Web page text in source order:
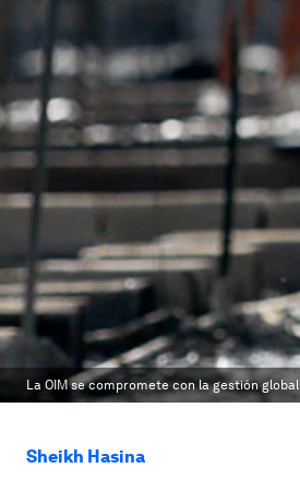
La OIM se compromete con la gestión
Sheikh Hasina